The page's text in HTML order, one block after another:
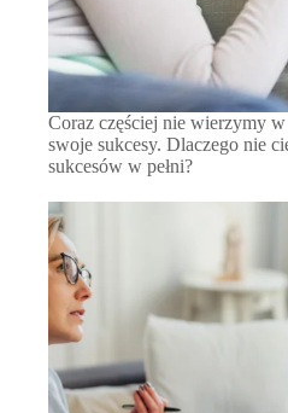
Coraz częściej nie wierzymy
swoje sukcesy. Dlaczego nie
sukcesów w pełni?